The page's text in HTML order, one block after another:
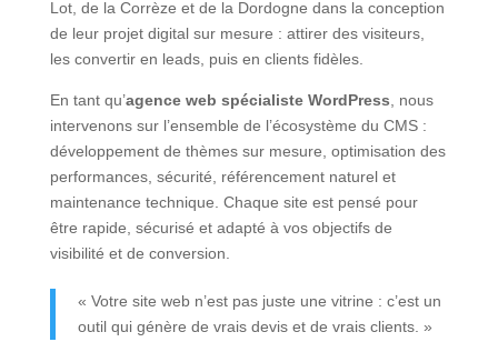
Lot, de la Corrèze et de la Dordogne dans la conception
de leur projet digital sur mesure : attirer des visiteurs,
les convertir en leads, puis en clients fidèles.
En tant qu’agence web spécialiste WordPress , nous
intervenons sur l’ensemble de l’écosystème du CMS :
développement de thèmes sur mesure, optimisation des
performances, sécurité, référencement naturel et
maintenance technique. Chaque site est pensé pour
être rapide, sécurisé et adapté à vos objectifs de
visibilité et de conversion.
« Votre site web n’est pas juste une vitrine : c’est un
outil qui génère de vrais devis et de vrais clients. »